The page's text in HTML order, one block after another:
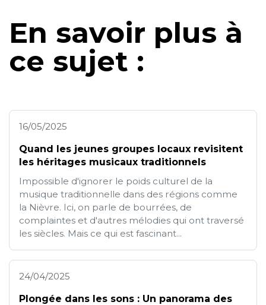
En savoir plus à
ce sujet :
16/05/2025
Quand les jeunes groupes locaux revisitent
les héritages musicaux traditionnels
Impossible d'ignorer le poids culturel de la
musique traditionnelle dans des régions comme
la Nièvre. Ici, on parle de bourrées, de
complaintes et d'autres mélodies qui ont traversé
les siècles. Mais ce qui est fascinant...
24/04/2025
Plongée dans les sons : Un panorama des